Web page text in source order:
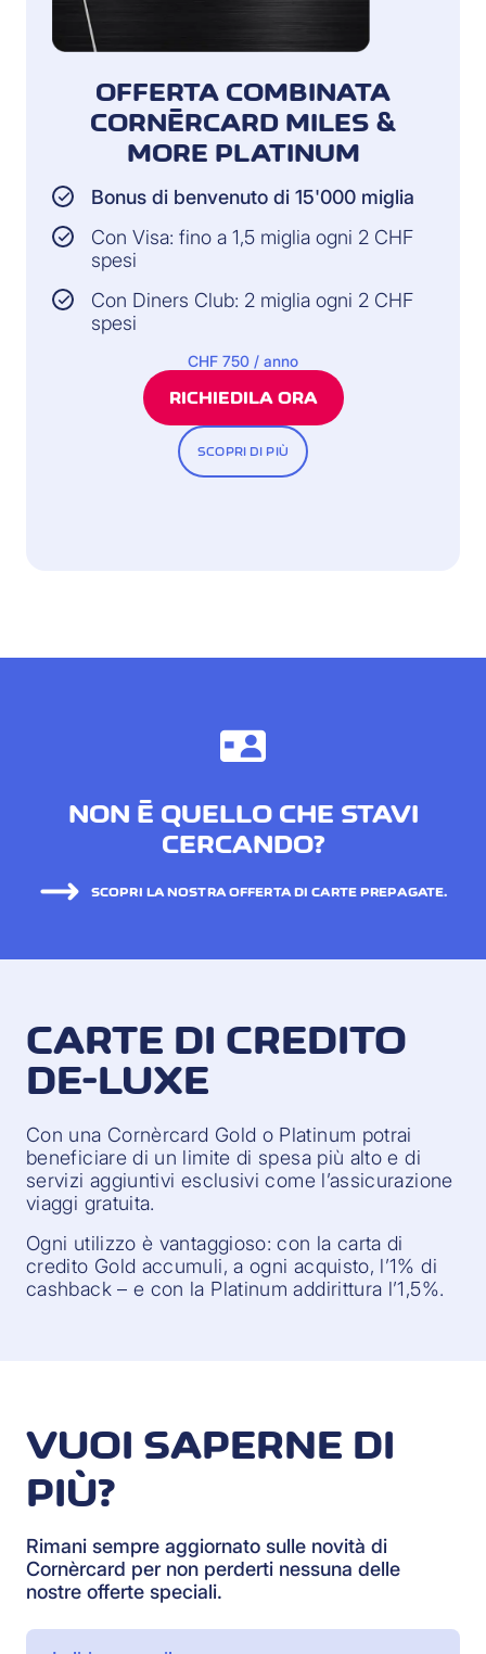
OFFERTA COMBINATA
CORNÈRCARD MILES &
MORE PLATINUM
Bonus di benvenuto di 15'000 miglia
Con Visa: fino a 1,5 miglia ogni 2 CHF
spesi
Con Diners Club: 2 miglia ogni 2 CHF
spesi
CHF 750 / anno
RICHIEDILA ORA
SCOPRI DI PIÙ
NON È QUELLO CHE STAVI
CERCANDO?
SCOPRI LA NOSTRA OFFERTA DI CARTE PREPAGATE.
CARTE DI CREDITO
DE-LUXE
Con una Cornèrcard Gold o Platinum potrai
beneficiare di un limite di spesa più alto e di
servizi aggiuntivi esclusivi come l’assicurazione
viaggi gratuita.
Ogni utilizzo è vantaggioso: con la carta di
credito Gold accumuli, a ogni acquisto, l’1% di
cashback – e con la Platinum addirittura l’1,5%.
VUOI SAPERNE DI
PIÙ?
Rimani sempre aggiornato sulle novità di
Cornèrcard per non perderti nessuna delle
nostre offerte speciali.